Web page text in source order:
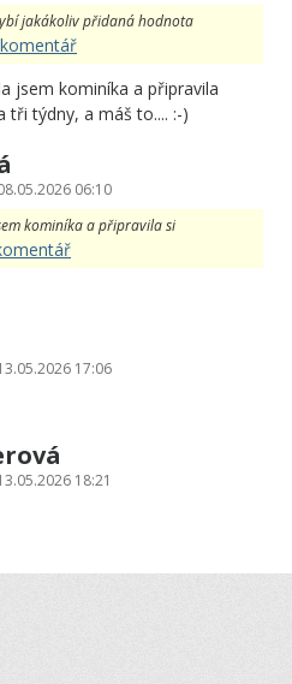
jakákoliv přidaná hodnota
jsem kominíka a připravila
tři týdny, a máš to.... :-)
06:10
kominíka a připravila si
17:06
18:21